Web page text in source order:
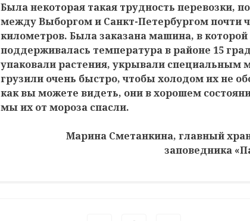
Была некоторая такая трудность перевозки,
между Выборгом и Санкт-Петербургом почти
километров. Была заказана машина, в которой
поддерживалась температура в районе 15
упаковали растения, укрывали специальным
грузили очень быстро, чтобы холодом их не
как вы можете видеть, они в хорошем
мы их от мороза спасли.
Марина Сметанкина, главный
заповедника